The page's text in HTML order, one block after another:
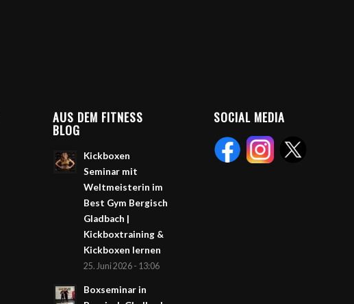
AUS DEM FITNESS
BLOG
Kickboxen
Seminar mit
Weltmeisterin im
Best Gym Bergisch
Gladbach |
Kickboxtraining &
Kickboxen lernen
25. Juni 2026 - 13:06
Boxseminar in
SOCIAL MEDIA